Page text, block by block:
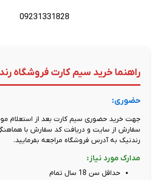
09231331828
راهنما خرید سیم کارت فروشگاه
حضوری:
جهت خرید حضوری سیم کارت بعد از استعلام
سفارش از سایت و دریافت کد سفارش با
رندنیک به آدرس فروشگاه مراجعه بفرمایید.
مدارک مورد نیاز:
حداقل سن 18 سال تمام